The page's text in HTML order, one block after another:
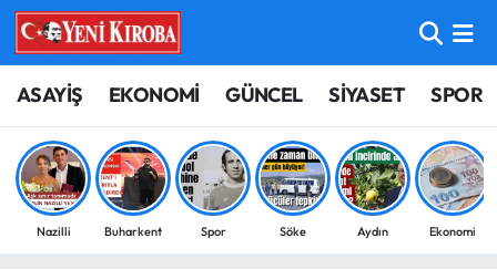
ASAYİŞ EKONOMİ GÜNCEL SİYASET SPOR
Nazilli Buharkent Spor Söke Aydın Ekonomi
ASAYİŞ
BİLİM-TEKNOLOJİ
ÇEVRE
Aydın Nöbetçi Eczaneler
Aydın Hava Durumu
Aydin Namaz Vakitleri